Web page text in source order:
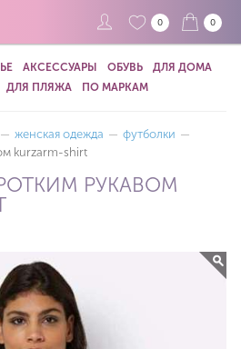
0 0
АКСЕССУАРЫ ОБУВЬ
ДЛЯ ДОМА
ДЛЯ ПЛЯЖА ПО МАРКАМ
— женская одежда — футболки —
kurzarm-shirt
РУКАВОМ